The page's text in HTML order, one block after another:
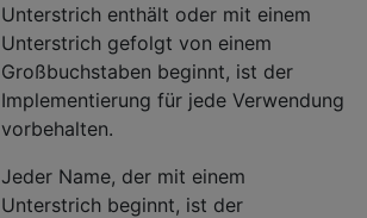
Unterstrich enthält oder mit einem
Unterstrich gefolgt von einem
Großbuchstaben beginnt, ist der
Implementierung für jede Verwendung
vorbehalten.
Jeder Name, der mit einem
Unterstrich beginnt, ist der